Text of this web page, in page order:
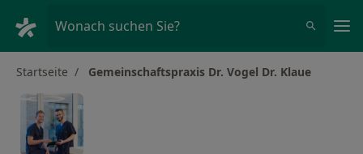
Wonach suchen Sie?
Startseite Gemeinschaftspraxis Dr. Vogel Dr. Klaue